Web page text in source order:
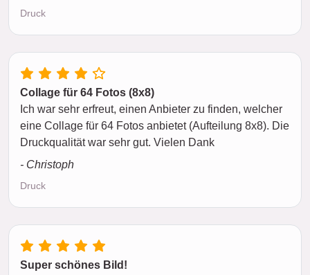
Druck
Collage für 64 Fotos (8x8)
Ich war sehr erfreut, einen Anbieter zu finden, welcher
eine Collage für 64 Fotos anbietet (Aufteilung 8x8). Die
Druckqualität war sehr gut. Vielen Dank
- Christoph
Druck
Super schönes Bild!